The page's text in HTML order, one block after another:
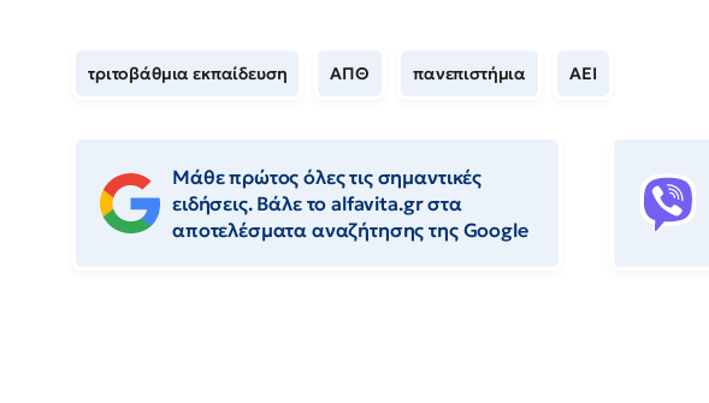
τριτοβάθμια εκπαίδευση ΑΠΘ πανεπιστήμια ΑΕΙ
Μάθε πρώτος όλες τις σημαντικές
ειδήσεις. Βάλε το alfavita.gr στα
αποτελέσματα αναζήτησης της Google